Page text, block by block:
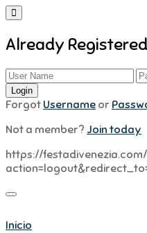
Already Registered
Forgot Username or
Not a member? Join today
https://
Inicio